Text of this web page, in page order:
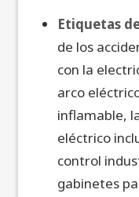
Etiquetas
de los
con la
arco
inflamable,
eléctrico
control
gabinetes